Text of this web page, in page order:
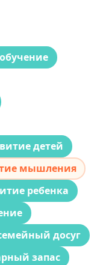
обучение
детей
мышления
ребенка
досуг
запас